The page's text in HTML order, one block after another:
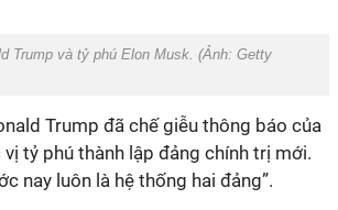
Trump và tỷ phú Elon Musk. (Ảnh: Getty
Trump đã chế giễu thông báo của
vị tỷ phú thành lập đảng chính trị mới.
nay luôn là hệ thống hai đảng”.